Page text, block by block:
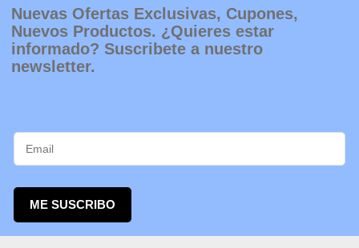
Nuevas Ofertas Exclusivas, Cupones,
Nuevos Productos. ¿Quieres estar
informado? Suscribete a nuestro
newsletter.
ME SUSCRIBO